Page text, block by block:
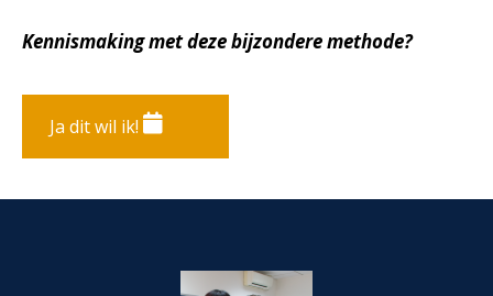
Kennismaking met deze bijzondere methode?
Ja dit wil ik!